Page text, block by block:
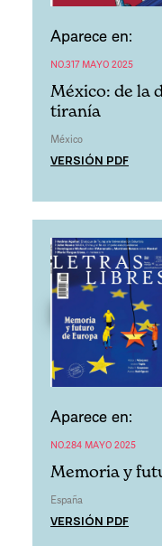
Aparece en:
NO.317 MAYO 2025
México: de la
tiranía
México
VERSIÓN PDF
Aparece en:
NO.284 MAYO 2025
Memoria y
España
VERSIÓN PDF